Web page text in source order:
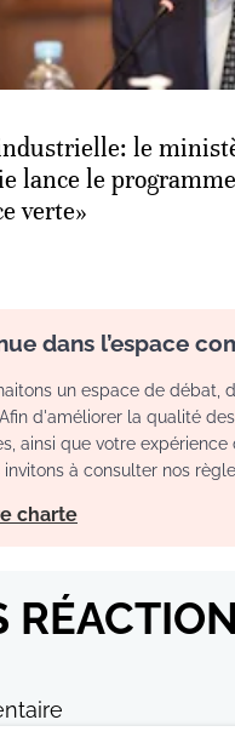
le
lance le
verte»
dans l’espace
un espace de débat,
d'améliorer la qualité
ainsi que votre expérience
invitons à consulter nos
charte